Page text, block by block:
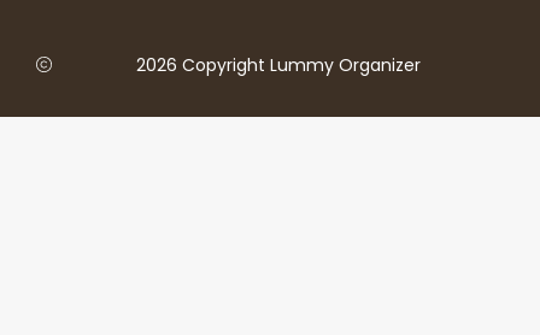
2026 Copyright Lummy Organizer